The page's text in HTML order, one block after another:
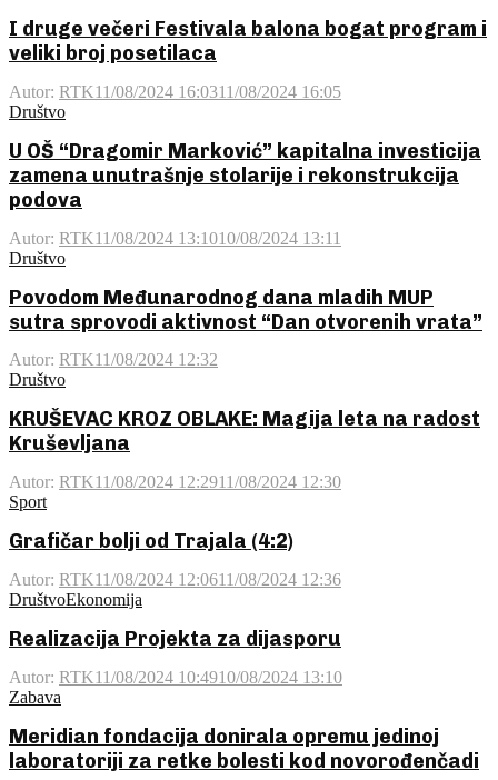
I druge večeri Festivala balona bogat program i
veliki broj posetilaca
Autor: RTK11/08/2024 16:0311/08/2024 16:05
Društvo
U OŠ “Dragomir Marković” kapitalna investicija
zamena unutrašnje stolarije i rekonstrukcija
podova
Autor: RTK11/08/2024 13:1010/08/2024 13:11
Društvo
Povodom Međunarodnog dana mladih MUP
sutra sprovodi aktivnost “Dan otvorenih vrata”
Autor: RTK11/08/2024 12:32
Društvo
KRUŠEVAC KROZ OBLAKE: Magija leta na radost
Kruševljana
Autor: RTK11/08/2024 12:2911/08/2024 12:30
Sport
Grafičar bolji od Trajala (4:2)
Autor: RTK11/08/2024 12:0611/08/2024 12:36
DruštvoEkonomija
Realizacija Projekta za dijasporu
Autor: RTK11/08/2024 10:4910/08/2024 13:10
Zabava
Meridian fondacija donirala opremu jedinoj
laboratoriji za retke bolesti kod novorođenčadi